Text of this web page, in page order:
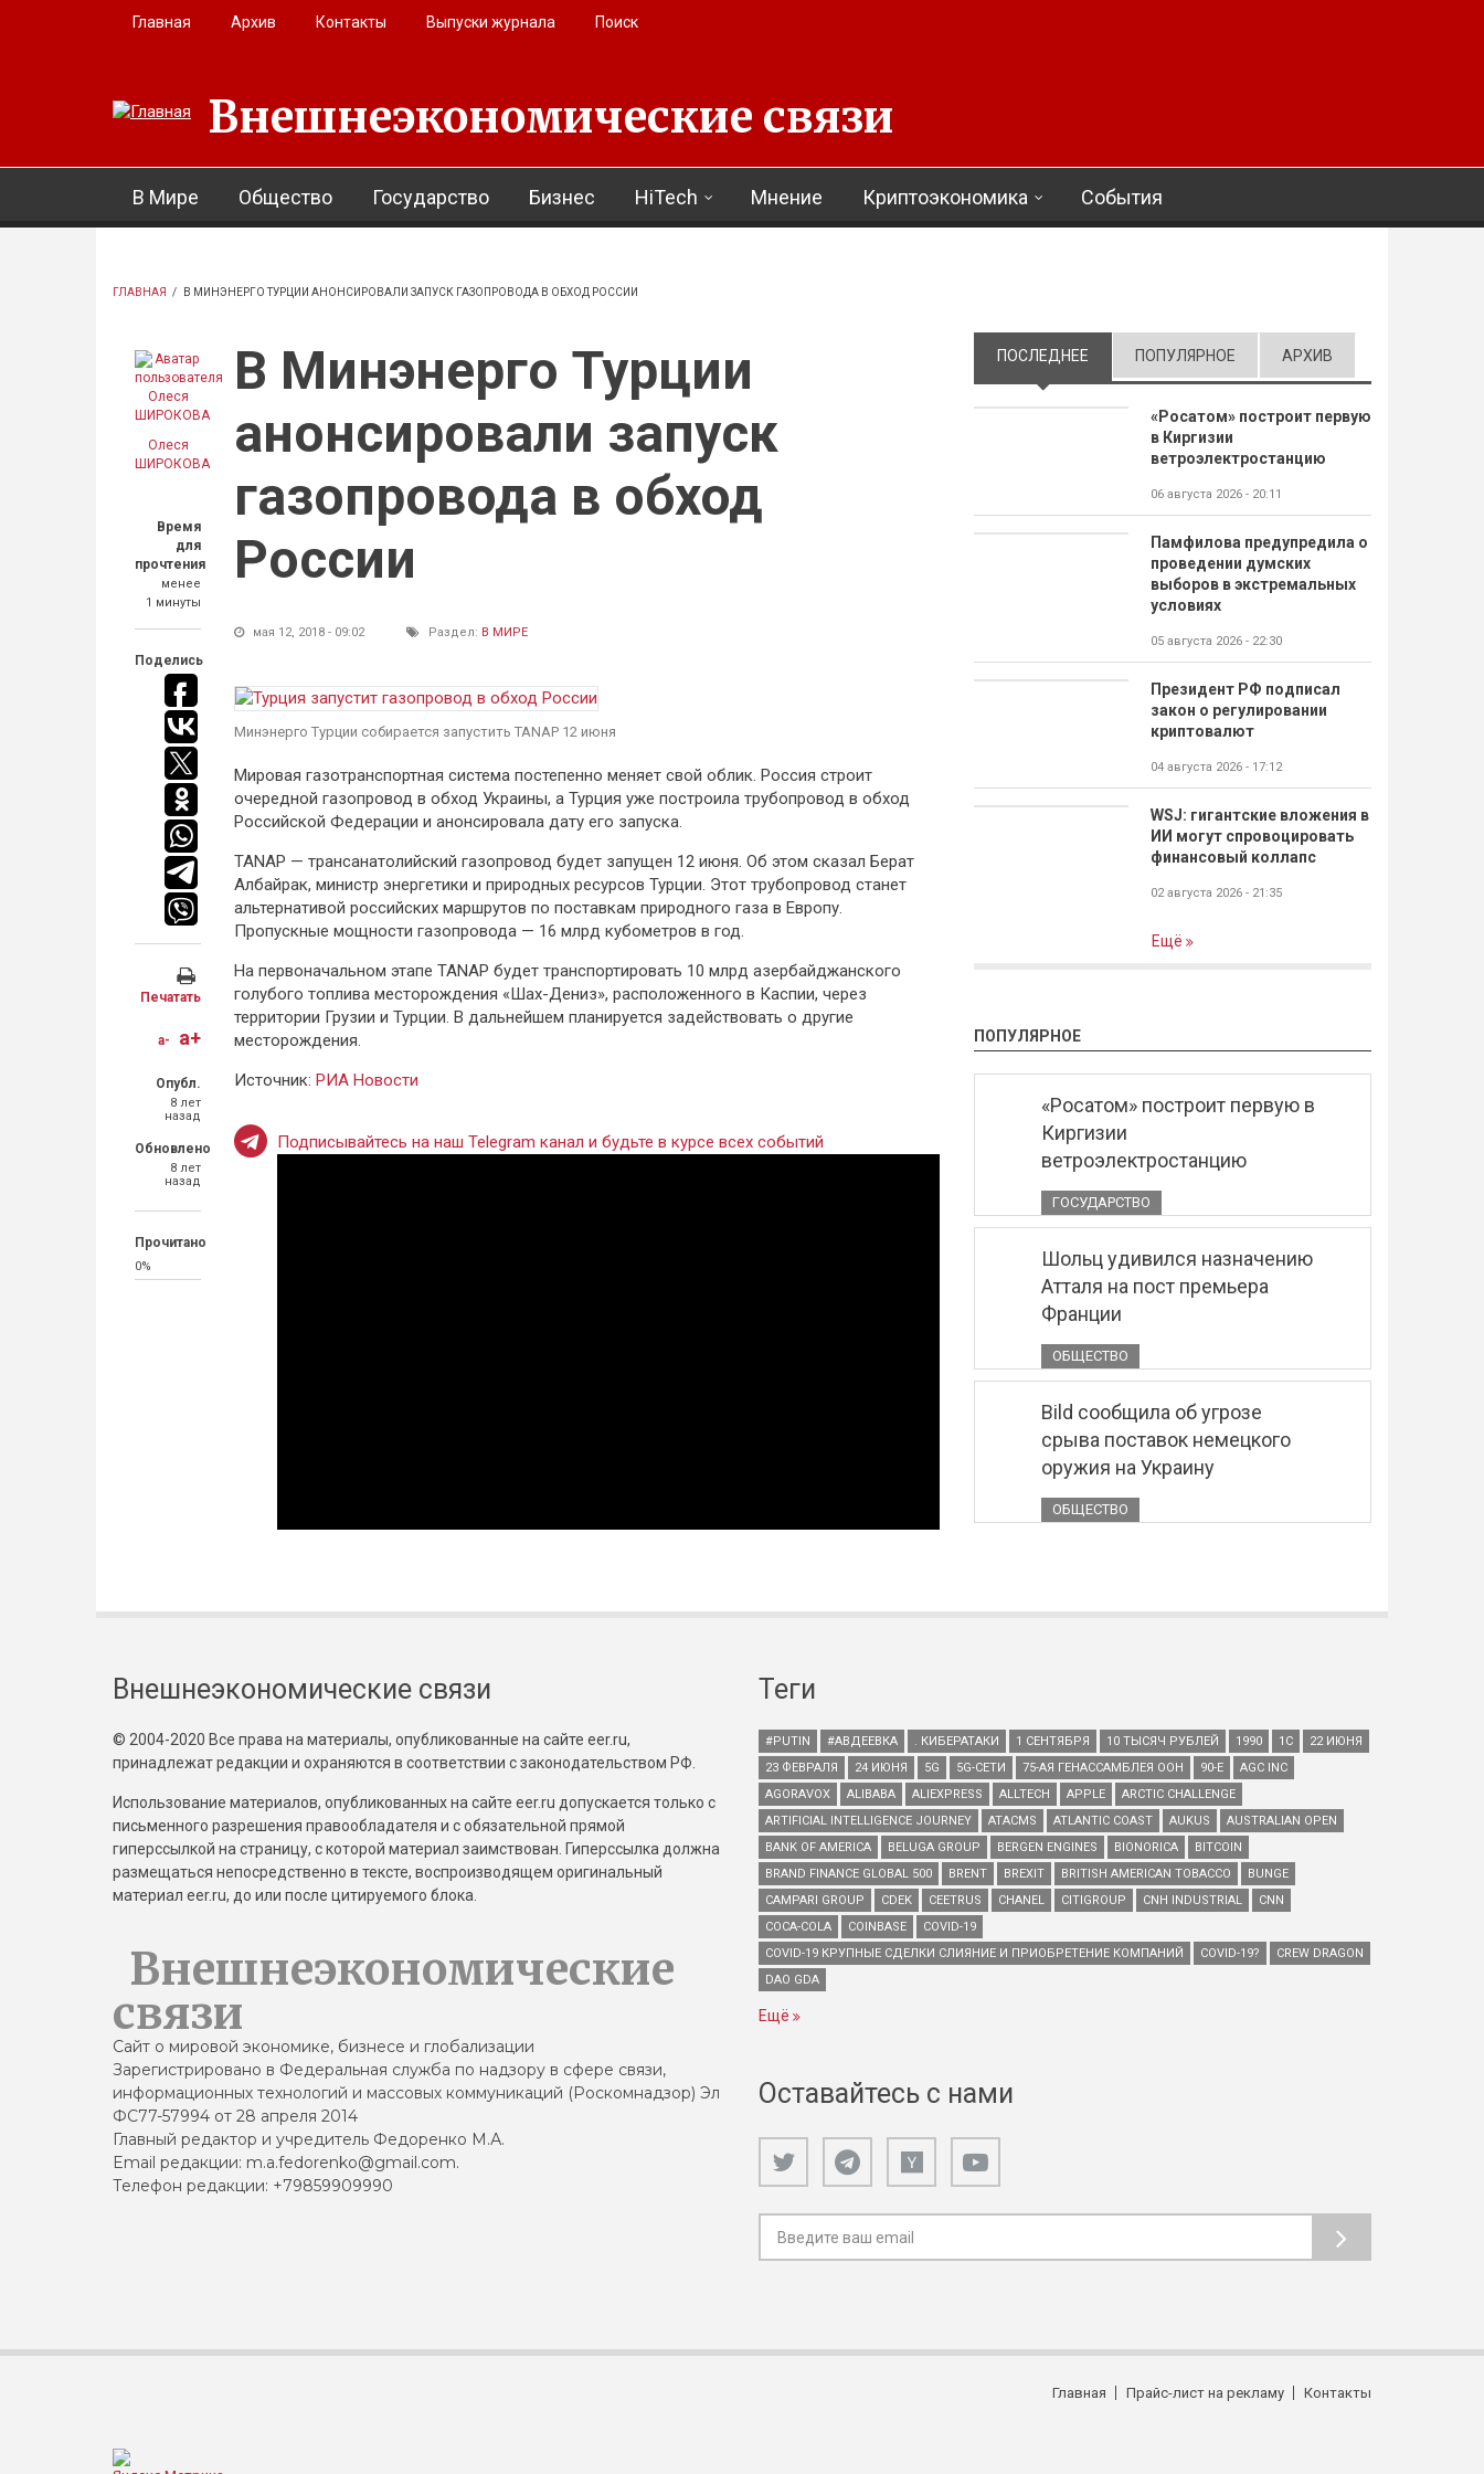
Перейти к основному содержанию
Главная Архив Контакты Выпуски журнала Поиск
Внешнеэкономические связи
В Мире Общество Государство Бизнес HiTech Мнение Криптоэкономика События
ГЛАВНАЯ / В МИНЭНЕРГО ТУРЦИИ АНОНСИРОВАЛИ ЗАПУСК ГАЗОПРОВОДА В ОБХОД РОССИИ
Олеся
ШИРОКОВА
Время
для
прочтения
менее
1 минуты
Поделись
Печатать
a- a+
Опубл.
8 лет
назад
Обновлено
8 лет
назад
Прочитано
0%
В Минэнерго Турции
анонсировали запуск
газопровода в обход
России
мая 12, 2018 - 09:02 Раздел: В МИРЕ
Минэнерго Турции собирается запустить TANAP 12 июня
Мировая газотранспортная система постепенно меняет свой облик. Россия строит
очередной газопровод в обход Украины, а Турция уже построила трубопровод в обход
Российской Федерации и анонсировала дату его запуска.
TANAP — трансанатолийский газопровод будет запущен 12 июня. Об этом сказал Берат
Албайрак, министр энергетики и природных ресурсов Турции. Этот трубопровод станет
альтернативой российских маршрутов по поставкам природного газа в Европу.
Пропускные мощности газопровода — 16 млрд кубометров в год.
На первоначальном этапе TANAP будет транспортировать 10 млрд азербайджанского
голубого топлива месторождения «Шах-Дениз», расположенного в Каспии, через
территории Грузии и Турции. В дальнейшем планируется задействовать о другие
месторождения.
Источник: РИА Новости
Подписывайтесь на наш Telegram канал и будьте в курсе всех событий
ПОСЛЕДНЕЕ (АКТИВНАЯ ВКЛАДКА)
ПОПУЛЯРНОЕ АРХИВ
«Росатом» построит первую
в Киргизии
ветроэлектростанцию
06 августа 2026 - 20:11
Памфилова предупредила о
проведении думских
выборов в экстремальных
условиях
05 августа 2026 - 22:30
Президент РФ подписал
закон о регулировании
криптовалют
04 августа 2026 - 17:12
WSJ: гигантские вложения в
ИИ могут спровоцировать
финансовый коллапс
02 августа 2026 - 21:35
Ещё
ПОПУЛЯРНОЕ
«Росатом» построит первую в
Киргизии
ветроэлектростанцию
ГОСУДАРСТВО
Шольц удивился назначению
Атталя на пост премьера
Франции
ОБЩЕСТВО
Bild сообщила об угрозе
срыва поставок немецкого
оружия на Украину
ОБЩЕСТВО
Внешнеэкономические связи
© 2004-2020 Все права на материалы, опубликованные на сайте eer.ru,
принадлежат редакции и охраняются в соответствии с законодательством РФ.
Использование материалов, опубликованных на сайте eer.ru допускается только с
письменного разрешения правообладателя и с обязательной прямой
гиперссылкой на страницу, с которой материал заимствован. Гиперссылка должна
размещаться непосредственно в тексте, воспроизводящем оригинальный
материал eer.ru, до или после цитируемого блока.
Внешнеэкономические
связи
Сайт о мировой экономике, бизнесе и глобализации
Зарегистрировано в Федеральная служба по надзору в сфере связи,
информационных технологий и массовых коммуникаций (Роскомнадзор) Эл
ФС77-57994 от 28 апреля 2014
Главный редактор и учредитель Федоренко М.А.
Email редакции: m.a.fedorenko@gmail.com.
Телефон редакции: +79859909990
Теги
#PUTIN #АВДЕЕВКА . КИБЕРАТАКИ 1 СЕНТЯБРЯ 10 ТЫСЯЧ РУБЛЕЙ 1990 1С
22 ИЮНЯ
23 ФЕВРАЛЯ
24 ИЮНЯ 5G 5G-СЕТИ 75-АЯ ГЕНАССАМБЛЕЯ ООН 90-Е
AGC INC
AGORAVOX
ALIBABA ALIEXPRESS ALLTECH APPLE
ARCTIC CHALLENGE
ARTIFICIAL INTELLIGENCE JOURNEY
ATACMS ATLANTIC COAST AUKUS
AUSTRALIAN OPEN
BANK OF AMERICA
BELUGA GROUP BERGEN ENGINES BIONORICA
BITCOIN
BRAND FINANCE GLOBAL 500
BRENT BREXIT BRITISH AMERICAN TOBACCO
BUNGE
CAMPARI GROUP
CDEK CEETRUS CHANEL CITIGROUP CNH INDUSTRIAL
CNN
COCA-COLA
COINBASE
COVID-19
COVID-19 КРУПНЫЕ СДЕЛКИ СЛИЯНИЕ И ПРИОБРЕТЕНИЕ КОМПАНИЙ
COVID-19?
CREW DRAGON
DAO GDA
Ещё
Оставайтесь с нами
Главная Прайс-лист на рекламу Контакты